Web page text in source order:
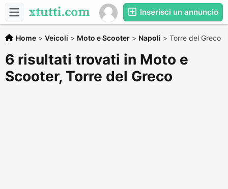
Inserisci un annuncio
Home > Veicoli > Moto e Scooter > Napoli > Torre del Greco
6 risultati trovati in Moto e
Scooter, Torre del Greco